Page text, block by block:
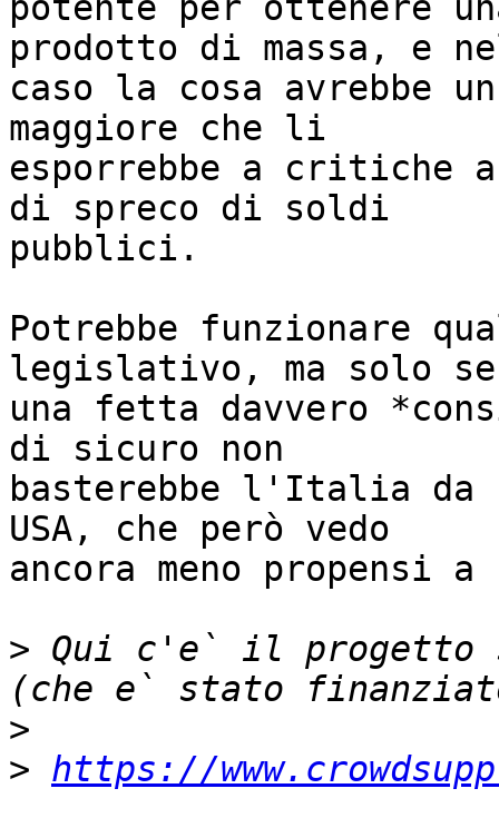
potente per ottenere
prodotto di massa, e
caso la cosa avrebbe
maggiore che li
esporrebbe a critiche
di spreco di soldi
pubblici.
Potrebbe funzionare
legislativo, ma solo
una fetta davvero
di sicuro non
basterebbe l'Italia da
USA, che però vedo
ancora meno propensi
> Qui c'e` il progetto
>
> https://